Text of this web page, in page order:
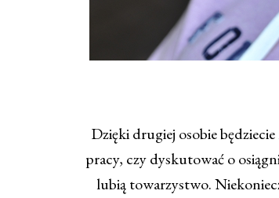
Dzięki drugiej osobie będziecie
pracy, czy dyskutować o
lubią towarzystwo.